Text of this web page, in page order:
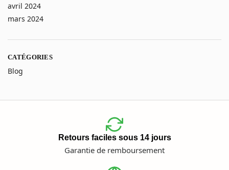
avril 2024
mars 2024
CATÉGORIES
Blog
Retours faciles sous 14 jours
Garantie de remboursement